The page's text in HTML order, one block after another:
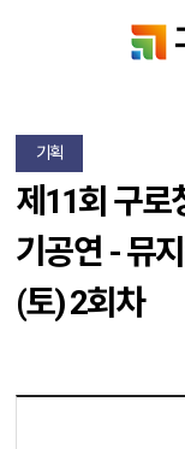
기획
제11회 구로
기공연 - 뮤
(토) 2회차